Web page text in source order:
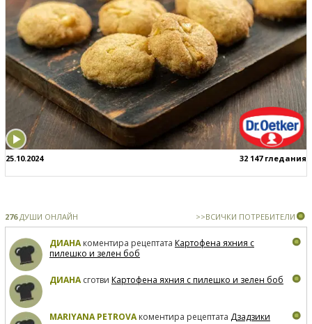
25.10.2024 32 147 гледания
276ДУШИ ОНЛАЙН >>ВСИЧКИ ПОТРЕБИТЕЛИ
ДИАНАкоментира рецептата Картофена яхния с
пилешко и зелен боб
ДИАНАсготви Картофена яхния с пилешко и зелен боб
MARIYANA PETROVAкоментира рецептата Дзадзики